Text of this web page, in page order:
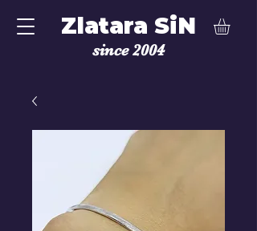
Zlatara SiN
since 2004